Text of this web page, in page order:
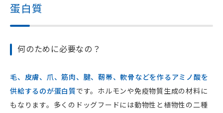
蛋白質
何のために必要なの？
毛、皮膚、爪、筋肉、腱、靭帯、軟骨などを作るアミノ酸を
供給するのが蛋白質です。ホルモンや免疫物質生成の材料に
もなります。多くのドッグフードには動物性と植物性の二種